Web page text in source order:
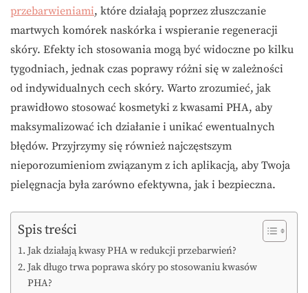
przebarwieniami, które działają poprzez złuszczanie
martwych komórek naskórka i wspieranie regeneracji
skóry. Efekty ich stosowania mogą być widoczne po kilku
tygodniach, jednak czas poprawy różni się w zależności
od indywidualnych cech skóry. Warto zrozumieć, jak
prawidłowo stosować kosmetyki z kwasami PHA, aby
maksymalizować ich działanie i unikać ewentualnych
błędów. Przyjrzymy się również najczęstszym
nieporozumieniom związanym z ich aplikacją, aby Twoja
pielęgnacja była zarówno efektywna, jak i bezpieczna.
Spis treści
Jak działają kwasy PHA w redukcji przebarwień?
Jak długo trwa poprawa skóry po stosowaniu kwasów
PHA?